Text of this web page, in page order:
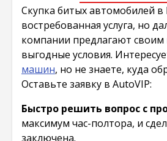
Скупка битых автомобилей в
востребованная услуга, но
компании предлагают своим
выгодные условия.
машин, но не знаете, куда
Оставьте заявку в AutoVIP:
Быстро решить вопрос с
максимум час-полтора, и
заключена.